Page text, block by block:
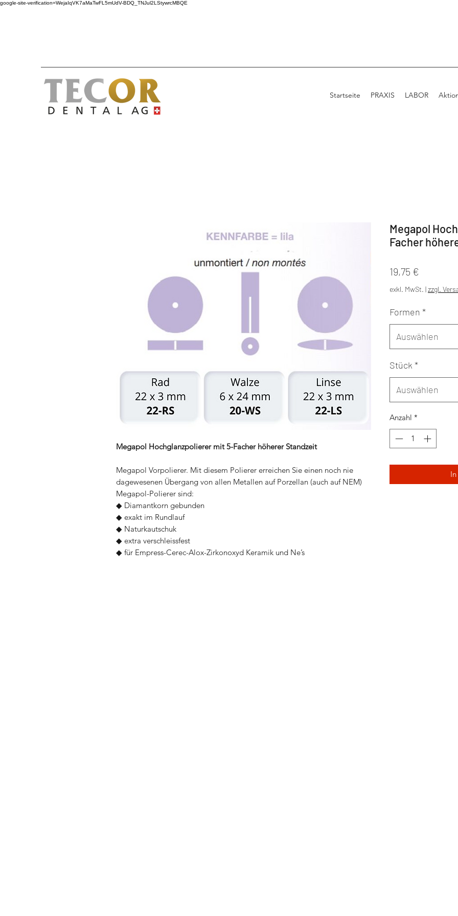
google-site-verification=WejaIqVK7aMaTwFL5mUdV-BDQ_TNJul2LStywrcMBQE
Startseite PRAXIS LABOR
Megapol Hochglanzpolierer mit 5-Facher höherer Standzeit
Megapol Vorpolierer. Mit diesem Polierer erreichen Sie einen noch nie
dagewesenen Übergang von allen Metallen auf Porzellan (auch auf NEM)
Megapol-Polierer sind:
◆ Diamantkorn gebunden
◆ exakt im Rundlauf
◆ Naturkautschuk
◆ extra verschleissfest
◆ für Empress-Cerec-Alox-Zirkonoxyd Keramik und Ne’s
Megapol
Facher
19,75 €
exkl. MwSt. |zzgl.
Formen *
Auswählen
Stück *
Auswählen
Anzahl *